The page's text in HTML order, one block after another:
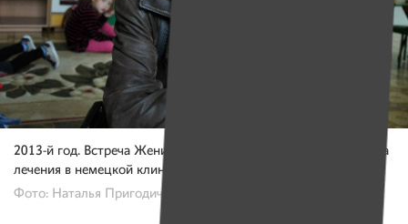
2013-й год. Встреча Жени с дочкой Таней после первого курса
лечения в немецкой клинике
Фото: Наталья Пригодич